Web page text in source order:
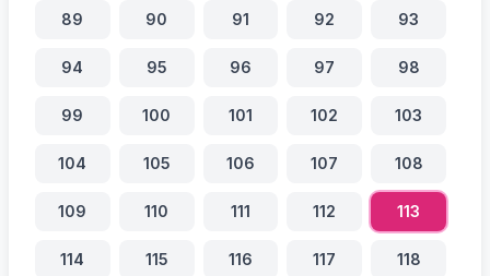
89 90 91 92 93
94 95 96 97 98
99 100 101 102 103
104 105 106 107 108
109 110 111 112 113
114 115 116 117 118